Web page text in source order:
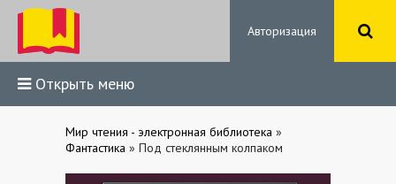
Авторизация
Открыть меню
Мир чтения - электронная библиотека »
Фантастика » Под стеклянным колпаком